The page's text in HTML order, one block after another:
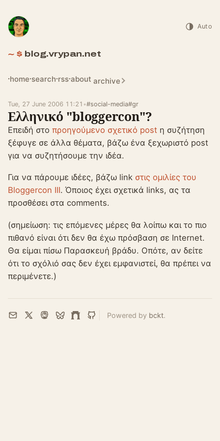
blog.vrypan.net
home search rss about archive
Auto
Tue, 27 June 2006 11:21 •#social-media#gr
Ελληνικό "bloggercon"?
Επειδή στο προηγούμενο σχετικό post η συζήτηση
ξέφυγε σε άλλα θέματα, βάζω ένα ξεχωριστό post
για να συζητήσουμε την ιδέα.
Για να πάρουμε ιδέες, βάζω link στις ομιλίες του
Bloggercon III. Όποιος έχει σχετικά links, ας τα
προσθέσει στα comments.
(σημείωση: τις επόμενες μέρες θα λοίπω και το πιο
πιθανό είναι ότι δεν θα έχω πρόσβαση σε Internet.
Θα είμαι πίσω Παρασκευή βράδυ. Οπότε, αν δείτε
ότι το σχόλιό σας δεν έχει εμφανιστεί, θα πρέπει να
περιμένετε.)
Email
X Mastodon
BlueskyFarcaster
GitHub
Powered by bckt.